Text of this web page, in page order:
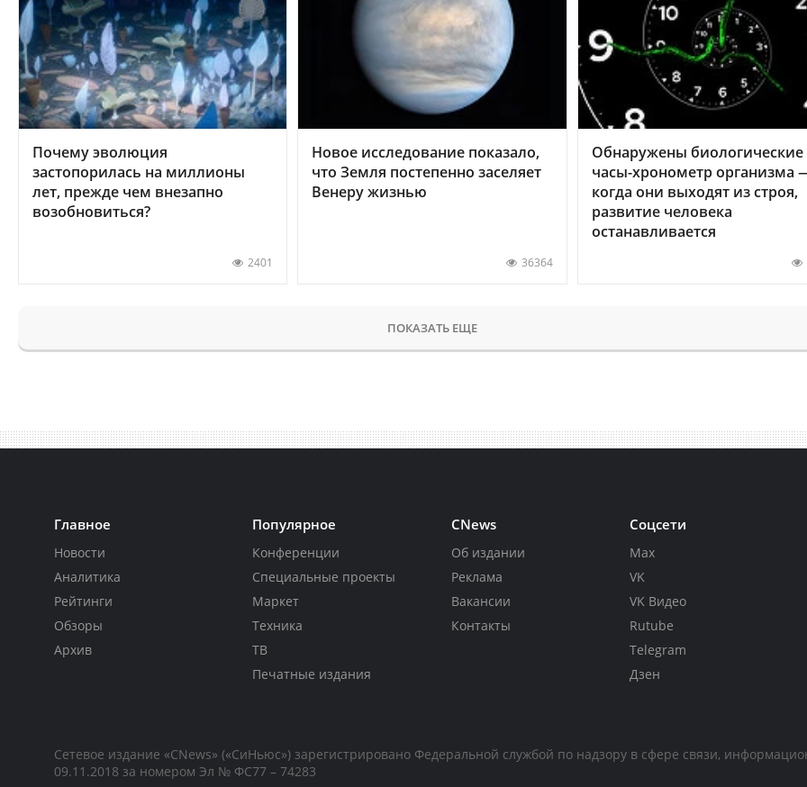
Почему эволюция
застопорилась на миллионы
лет, прежде чем внезапно
возобновиться?
2401
Новое исследование показало,
что Земля постепенно заселяет
Венеру жизнью
36364
Обнаружены биологические
часы-хронометр организма
когда они выходят из строя,
развитие человека
останавливается
ПОКАЗАТЬ ЕЩЕ
Главное
Новости
Аналитика
Рейтинги
Обзоры
Архив
Популярное
Конференции
Специальные проекты
Маркет
Техника
ТВ
Печатные издания
CNews
Об издании
Реклама
Вакансии
Контакты
Соцсети
Max
VK
VK Видео
Rutube
Telegram
Дзен
Сетевое издание «CNews» («СиНьюс») зарегистрировано Федеральной службой по надзору в сфере связи,
09.11.2018 за номером Эл № ФС77 – 74283